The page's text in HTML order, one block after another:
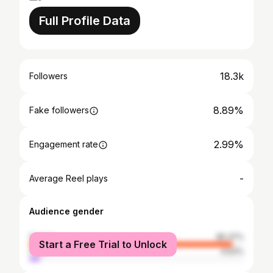
Full Profile Data
Followers 18.3k
Fake followers 8.89%
Engagement rate 2.99%
Average Reel plays -
Audience gender
female
95.37%
male
4.63%
Start a Free Trial to Unlock